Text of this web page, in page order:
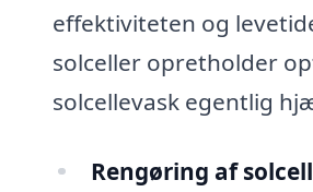
effektiviteten og
solceller opretholder
solcellevask egentlig
Rengøring af